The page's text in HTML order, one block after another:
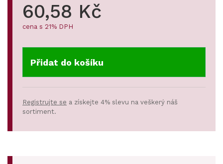
60,58 Kč
cena s 21% DPH
Přidat do košíku
Registrujte se a získejte 4% slevu na veškerý náš
sortiment.